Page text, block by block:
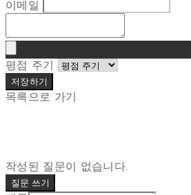
이메일
평점 주기
저장하기
목록으로 가기
작성된 질문이 없습니다.
질문 쓰기